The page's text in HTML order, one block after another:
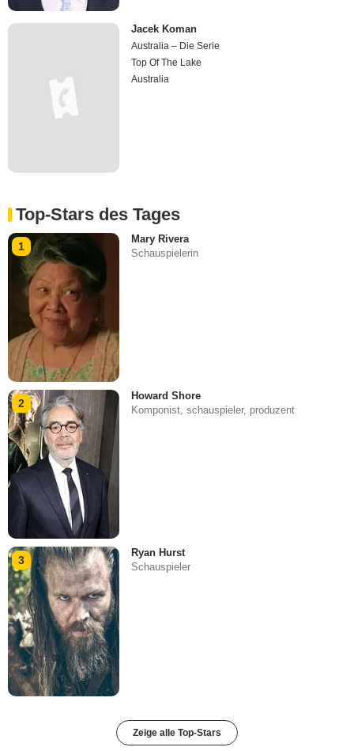
Jacek Koman
Australia – Die Serie
Top Of The Lake
Australia
Top-Stars des Tages
1
Mary Rivera
Schauspielerin
2
Howard Shore
Komponist, schauspieler, produzent
3
Ryan Hurst
Schauspieler
Zeige alle Top-Stars